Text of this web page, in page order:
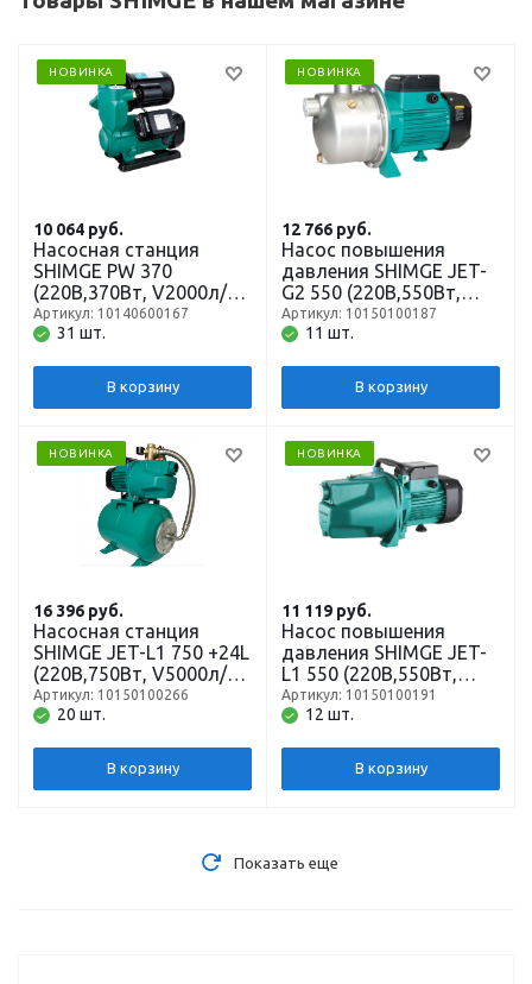
НОВИНКА
Насосная станция
SHIMGE PW 370
(220В,370Вт, V2000л/ч,
нап36,всас8) кабель 1,3
м. 31 шт.
Артикул: 10140600167
10 064 руб.
В корзину
НОВИНКА
Насос повышения
давления SHIMGE JET-
G2 550 (220В,550Вт,
V4000л/ч, нап38,всас9)
кабель 1,3 м.
11 шт.
Артикул: 10150100187
12 766 руб.
В корзину
НОВИНКА
Насосная станция
SHIMGE JET-L1 750 +24L
(220В,750Вт, V5000л/ч,
нап41,всас9) кабель 1,3
м. 20 шт.
Артикул: 10150100266
16 396 руб.
В корзину
НОВИНКА
Насос повышения
давления SHIMGE JET-
L1 550 (220В,550Вт,
V4000л/ч, нап41,всас9)
кабель 1,3 м.
12 шт.
Артикул: 10150100191
11 119 руб.
В корзину
Показать еще